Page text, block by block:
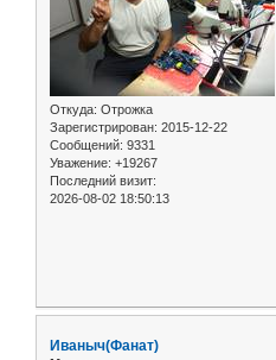
Откуда: Отрожка
Зарегистрирован: 2015-12-22
Сообщений: 9331
Уважение: +19267
Последний визит:
2026-08-02 18:50:13
Иваныч(Фанат)